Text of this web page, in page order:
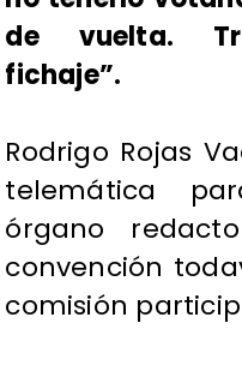
de vuelta.
fichaje”.
Rodrigo Rojas
telemática
órgano
convención
comisión